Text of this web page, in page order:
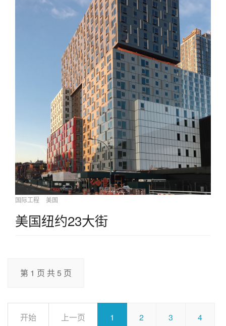
国际工程 美国
美国纽约23大街
第 1 页 共 5 页
开始 上一页 1 2 3 4